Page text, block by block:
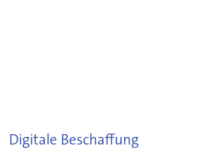
Digitale Beschaffung